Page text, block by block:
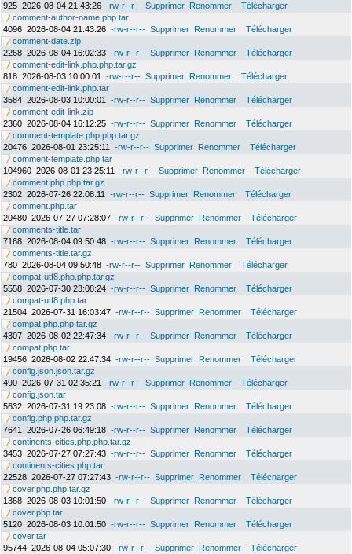
925 2026-08-04 21:43:26 -rw-r--r-- Supprimer Renommer
Télécharger
comment-author-name.php.tar
4096 2026-08-04 21:43:26 -rw-r--r-- Supprimer Renommer
Télécharger
comment-date.zip
2268 2026-08-04 16:02:33 -rw-r--r-- Supprimer Renommer
Télécharger
comment-edit-link.php.php.tar.gz
818 2026-08-03 10:00:01 -rw-r--r-- Supprimer Renommer
Télécharger
comment-edit-link.php.tar
3584 2026-08-03 10:00:01 -rw-r--r-- Supprimer Renommer
Télécharger
comment-edit-link.zip
2360 2026-08-04 16:12:25 -rw-r--r-- Supprimer Renommer
Télécharger
comment-template.php.php.tar.gz
20476 2026-08-01 23:25:11 -rw-r--r-- Supprimer Renommer
Télécharger
comment-template.php.tar
104960 2026-08-01 23:25:11 -rw-r--r-- Supprimer Renommer
Télécharger
comment.php.php.tar.gz
2302 2026-07-26 22:08:11 -rw-r--r-- Supprimer Renommer
Télécharger
comment.php.tar
20480 2026-07-27 07:28:07 -rw-r--r-- Supprimer Renommer
Télécharger
comments-title.tar
7168 2026-08-04 09:50:48 -rw-r--r-- Supprimer Renommer
Télécharger
comments-title.tar.gz
780 2026-08-04 09:50:48 -rw-r--r-- Supprimer Renommer
Télécharger
compat-utf8.php.php.tar.gz
5558 2026-07-30 23:08:24 -rw-r--r-- Supprimer Renommer
Télécharger
compat-utf8.php.tar
21504 2026-07-31 16:03:47 -rw-r--r-- Supprimer Renommer
Télécharger
compat.php.php.tar.gz
4307 2026-08-02 22:47:34 -rw-r--r-- Supprimer Renommer
Télécharger
compat.php.tar
19456 2026-08-02 22:47:34 -rw-r--r-- Supprimer Renommer
Télécharger
config.json.json.tar.gz
490 2026-07-31 02:35:21 -rw-r--r-- Supprimer Renommer
Télécharger
config.json.tar
5632 2026-07-31 19:23:08 -rw-r--r-- Supprimer Renommer
Télécharger
config.php.php.tar.gz
7641
2026-07-26 06:49:18 -rw-r--r-- Supprimer Renommer
Télécharger
continents-cities.php.php.tar.gz
3453 2026-07-27 07:27:43 -rw-r--r-- Supprimer Renommer
Télécharger
continents-cities.php.tar
22528 2026-07-27 07:27:43 -rw-r--r-- Supprimer Renommer
Télécharger
cover.php.php.tar.gz
1368 2026-08-03 10:01:50 -rw-r--r-- Supprimer Renommer
Télécharger
cover.php.tar
5120 2026-08-03 10:01:50 -rw-r--r-- Supprimer Renommer
Télécharger
cover.tar
95744 2026-08-04 05:07:30 -rw-r--r-- Supprimer Renommer
Télécharger